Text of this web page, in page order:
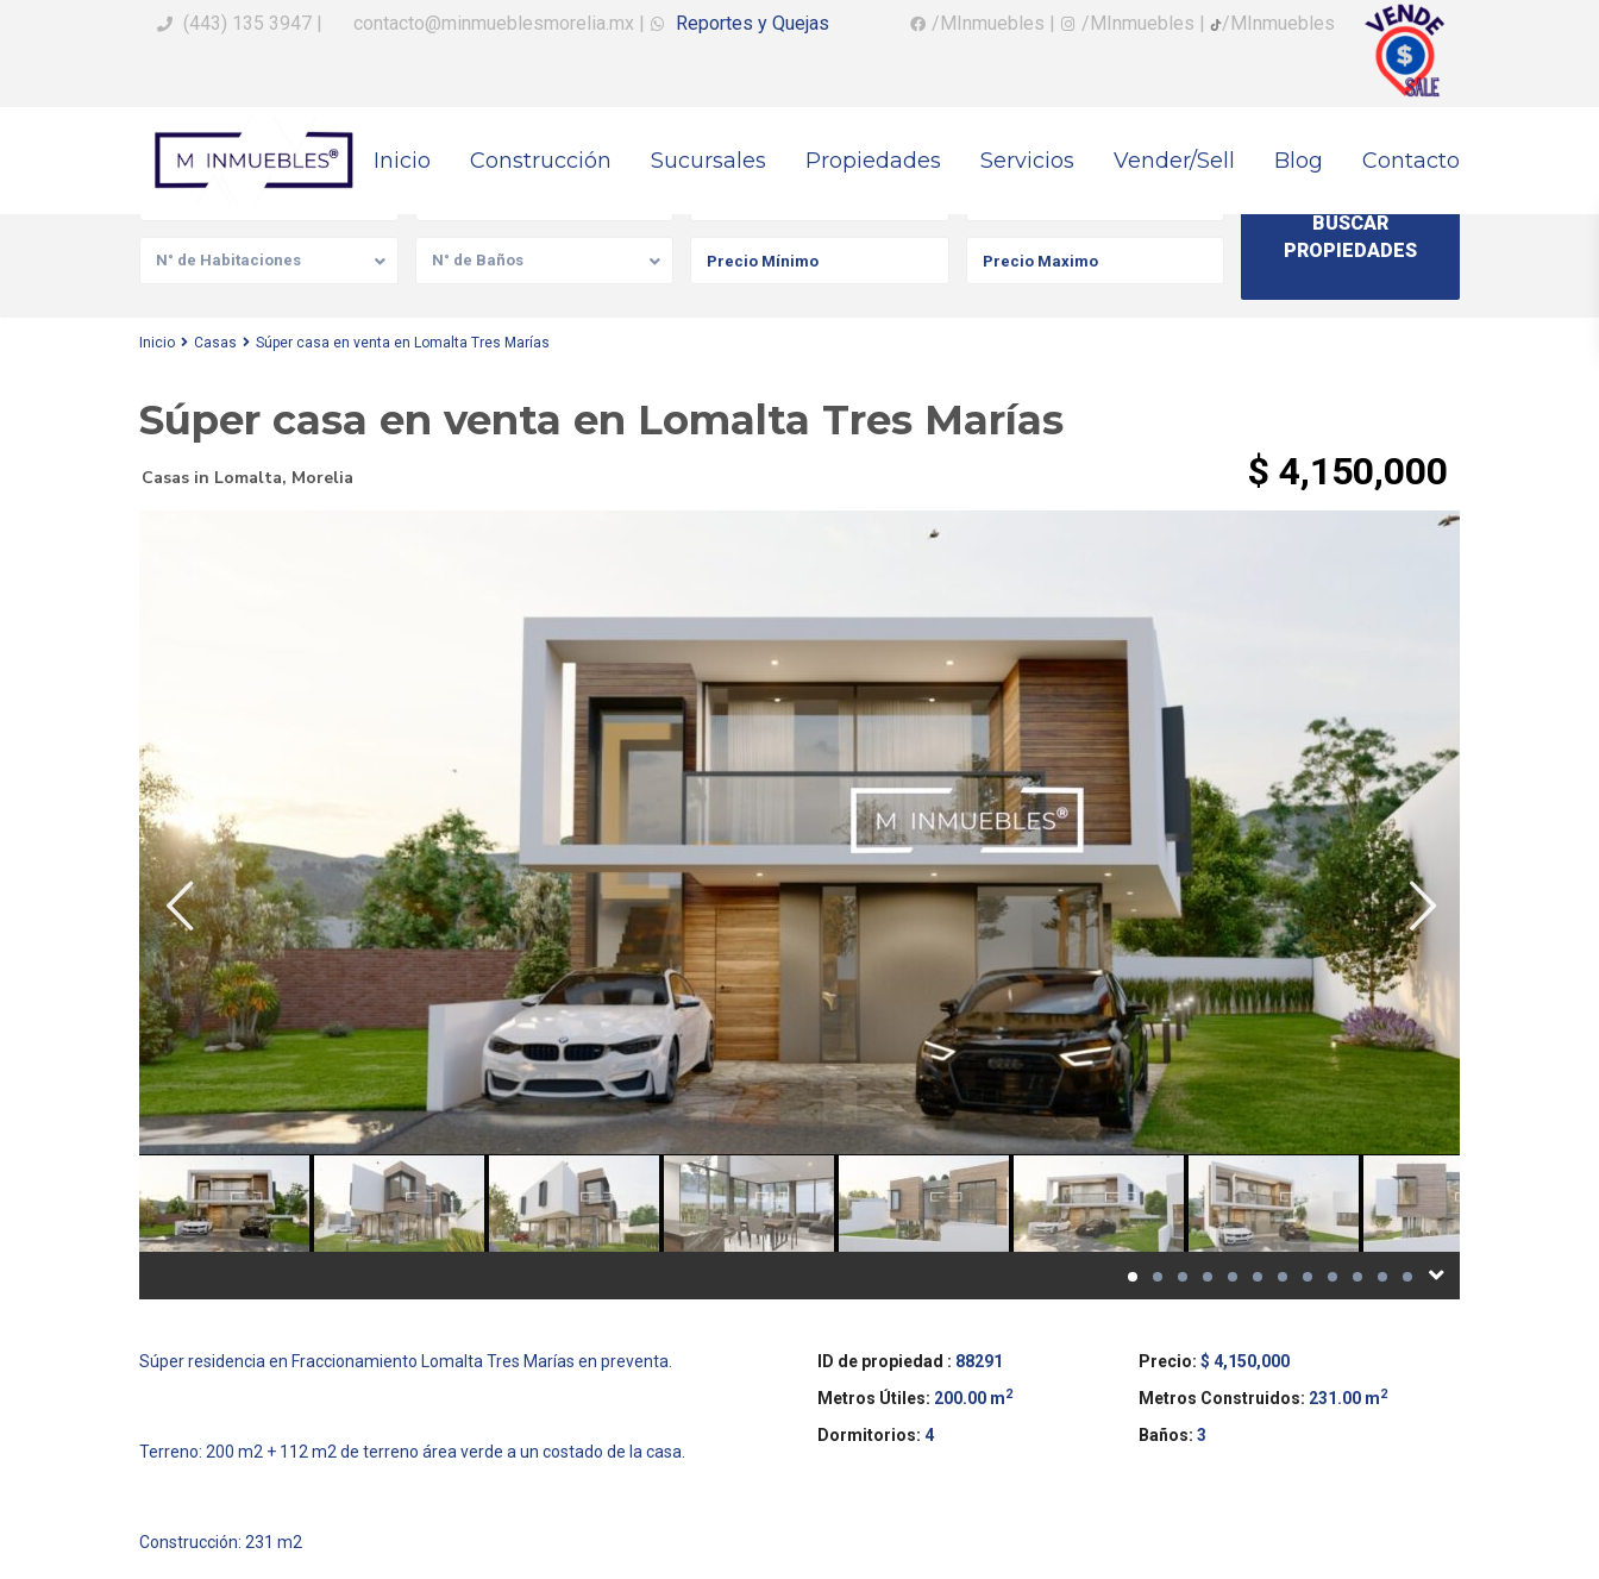
(443) 135 3947 | contacto@minmueblesmorelia.mx | Reportes y Quejas /MInmuebles | /MInmuebles | /MInmuebles
Inicio Construcción Sucursales Propiedades Servicios Vender/Sell Blog Contacto
Busca Tu Propiedad
N° de Habitaciones N° de Baños
Inicio Casas Súper casa en venta en Lomalta Tres Marías
Súper casa en venta en Lomalta Tres Marías
Casas in Lomalta, Morelia $ 4,150,000
Súper residencia en Fraccionamiento Lomalta Tres Marías en preventa.
Terreno: 200 m2 + 112 m2 de terreno área verde a un costado de la casa.
Construcción: 231 m2
ID de propiedad : 88291 Precio: $ 4,150,000
Metros Útiles: 200.00 m2 Metros Construidos: 231.00 m2
Dormitorios: 4 Baños: 3